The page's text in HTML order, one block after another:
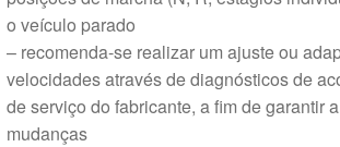
o veículo parado
– recomenda-se realizar um ajuste ou
velocidades através de diagnósticos de
de serviço do fabricante, a fim de garantir
mudanças